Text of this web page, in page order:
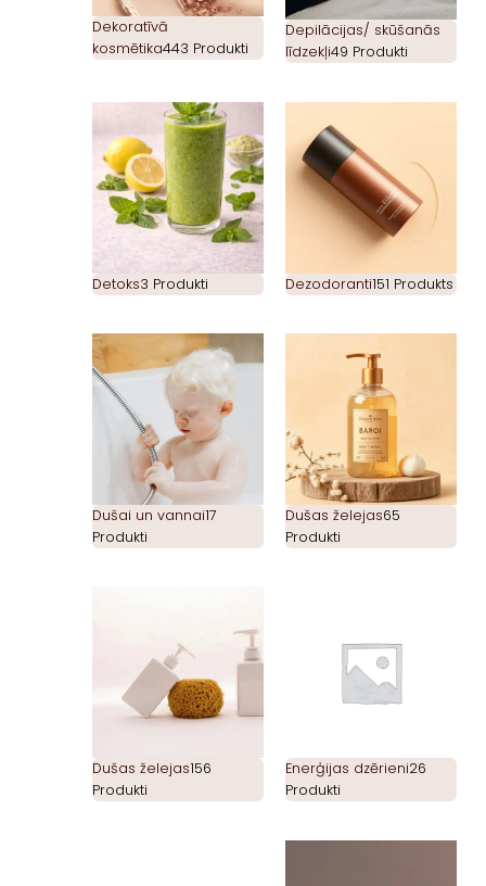
Dekoratīvā
kosmētika443 Produkti
Depilācijas/ skūšanās
līdzekļi49 Produkti
Detoks3 Produkti Dezodoranti151 Produkts
Dušai un vannai17
Produkti
Dušas želejas65
Produkti
Dušas želejas156
Produkti
Enerģijas dzērieni26
Produkti